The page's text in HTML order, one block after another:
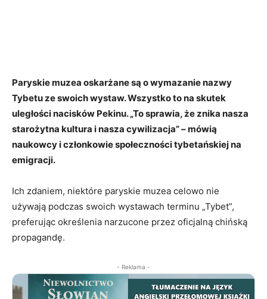
Paryskie muzea oskarżane są o wymazanie nazwy
Tybetu ze swoich wystaw. Wszystko to na skutek
uległości nacisków Pekinu. „To sprawia, że ​​znika nasza
starożytna kultura i nasza cywilizacja” – mówią
naukowcy i członkowie społeczności tybetańskiej na
emigracji.
Ich zdaniem, niektóre paryskie muzea celowo nie
używają podczas swoich wystawach terminu „Tybet”,
preferując określenia narzucone przez oficjalną chińską
propagandę.
- Reklama -